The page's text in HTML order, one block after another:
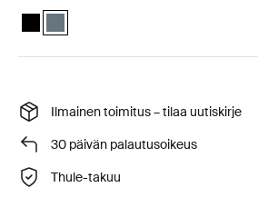
Thule Subterra hybrid travel bag Musta
Thule Subterra hybrid travel bag
Ilmainen toimitus – tilaa uutiskirje
30 päivän palautusoikeus
Thule-takuu